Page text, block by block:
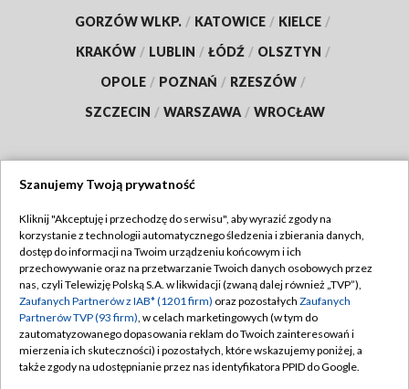
GORZÓW WLKP. / KATOWICE / KIELCE /
KRAKÓW / LUBLIN / ŁÓDŹ / OLSZTYN /
OPOLE / POZNAŃ / RZESZÓW /
SZCZECIN / WARSZAWA / WROCŁAW
TVP
Abonament TVP
Emisja w TVP
Centrum informacji TVP
Naziemna Telewizja Cyfrowa
Regulamin TVP
Polityka prywatności
Moje zgody
Pomoc
Szanujemy Twoją prywatność
Kliknij "Akceptuję i przechodzę do serwisu", aby wyrazić zgody na
korzystanie z technologii automatycznego śledzenia i zbierania danych,
dostęp do informacji na Twoim urządzeniu końcowym i ich
przechowywanie oraz na przetwarzanie Twoich danych osobowych przez
nas, czyli Telewizję Polską S.A. w likwidacji (zwaną dalej również „TVP”),
Zaufanych Partnerów z IAB* (1201 firm) oraz pozostałych Zaufanych
Partnerów TVP (93 firm), w celach marketingowych (w tym do
zautomatyzowanego dopasowania reklam do Twoich zainteresowań i
mierzenia ich skuteczności) i pozostałych, które wskazujemy poniżej, a
także zgody na udostępnianie przez nas identyfikatora PPID do Google.